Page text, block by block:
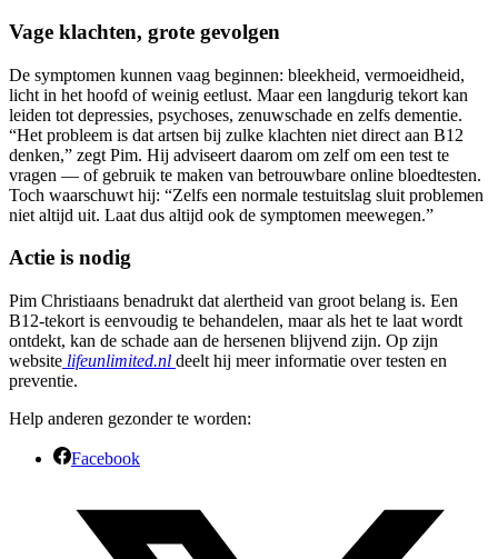
Vage klachten, grote gevolgen
De symptomen kunnen vaag beginnen: bleekheid, vermoeidheid,
licht in het hoofd of weinig eetlust. Maar een langdurig tekort kan
leiden tot depressies, psychoses, zenuwschade en zelfs dementie.
“Het probleem is dat artsen bij zulke klachten niet direct aan B12
denken,” zegt Pim. Hij adviseert daarom om zelf om een test te
vragen — of gebruik te maken van betrouwbare online bloedtesten.
Toch waarschuwt hij: “Zelfs een normale testuitslag sluit problemen
niet altijd uit. Laat dus altijd ook de symptomen meewegen.”
Actie is nodig
Pim Christiaans benadrukt dat alertheid van groot belang is. Een
B12-tekort is eenvoudig te behandelen, maar als het te laat wordt
ontdekt, kan de schade aan de hersenen blijvend zijn. Op zijn
website lifeunlimited.nl deelt hij meer informatie over testen en
preventie.
Help anderen gezonder te worden:
Facebook